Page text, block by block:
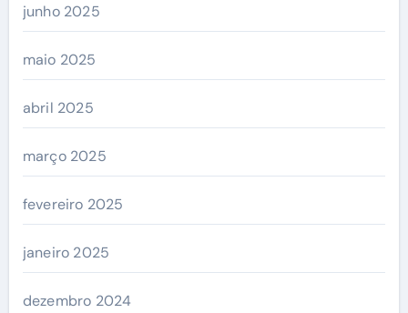
junho 2025
maio 2025
abril 2025
março 2025
fevereiro 2025
janeiro 2025
dezembro 2024